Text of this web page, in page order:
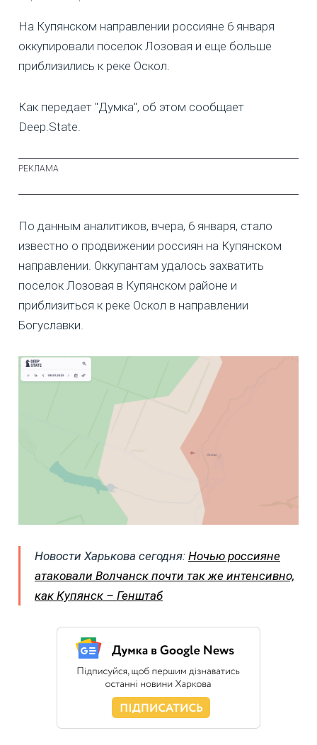
На Купянском направлении россияне 6 января
оккупировали поселок Лозовая и еще больше
приблизились к реке Оскол.
Как передает "Думка", об этом сообщает
Deep.State.
По данным аналитиков, вчера, 6 января, стало
известно о продвижении россиян на Купянском
направлении. Оккупантам удалось захватить
поселок Лозовая в Купянском районе и
приблизиться к реке Оскол в направлении
Богуславки.
Новости Харькова сегодня: Ночью россияне
атаковали Волчанск почти так же интенсивно,
как Купянск – Генштаб